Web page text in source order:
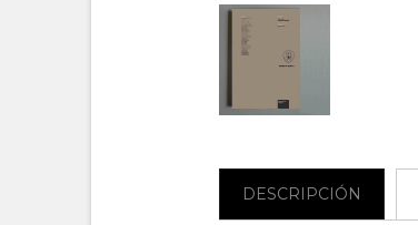
DESCRIPCIÓN